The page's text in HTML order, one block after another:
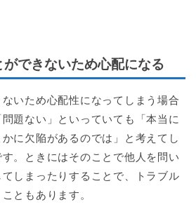
できないため心配になる
いため心配性になってしまう場合
題ない」といっていても「本当に
に欠陥があるのでは」と考えてし
。ときにはそのことで他人を問い
しまったりすることで、トラブル
ともあります。